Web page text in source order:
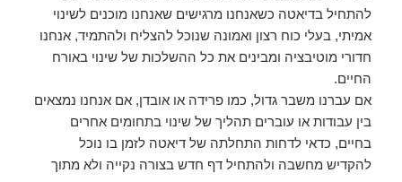
להתחיל בדיאטה כשאנחנו מרגישים שאנחנו מוכנים לשינוי
אמיתי, בעלי כוח רצון ואמונה שנוכל להצליח ולהתמיד, אנחנו
חדורי מוטיבציה ומבינים את כל ההשלכות של שינוי באורח
החיים.
אם עברנו משבר גדול, כמו פרידה או אובדן, אם אנחנו נמצאים
בין עבודות או עוברים תהליך של שינוי בתחומים אחרים
בחיים, כדאי לדחות התחלתה של דיאטה לזמן בו נוכל
להקדיש מחשבה ולהתחיל דף חדש בצורה נקייה ולא מתוך